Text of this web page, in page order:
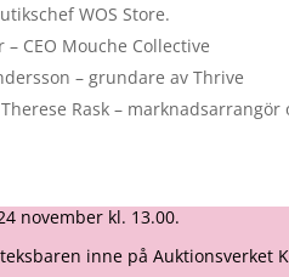
WOS Store.
– CEO Mouche Collective
– grundare av Thrive
Rask –
november kl. 13.00.
inne på Auktionsverket